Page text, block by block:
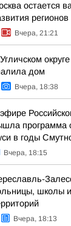
остается
регионов
Вчера, 21:21
дом
Вчера, 18:38
программа
в годы
Вчера, 18:15
школы и
Вчера, 18:13